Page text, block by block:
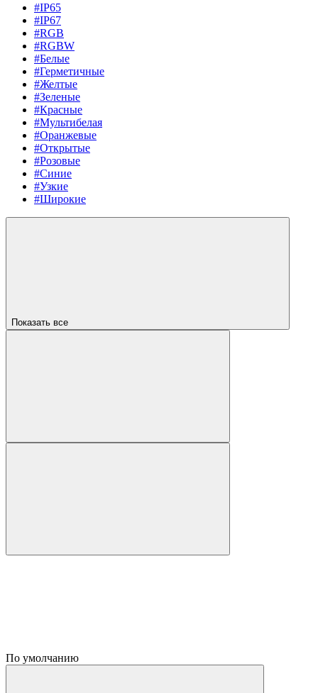
#IP65
#IP67
#RGB
#RGBW
#Белые
#Герметичные
#Желтые
#Зеленые
#Красные
#Мультибелая
#Оранжевые
#Открытые
#Розовые
#Синие
#Узкие
#Широкие
Показать все
По умолчанию